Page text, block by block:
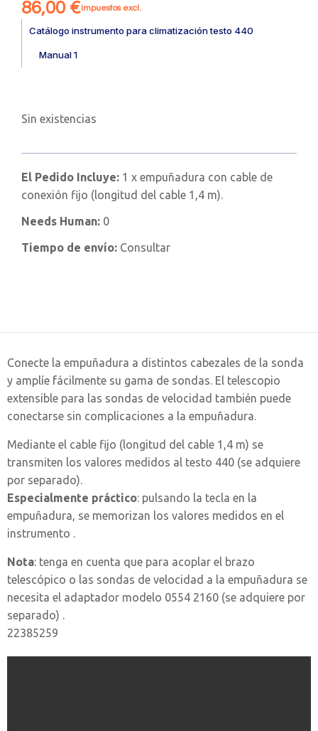
86,00 €impuestos excl.
Catálogo instrumento para climatización testo 440
Manual 1
Sin existencias
El Pedido Incluye: 1 x empuñadura con cable de
conexión fijo (longitud del cable 1,4 m).
Needs Human: 0
Tiempo de envío: Consultar
Conecte la empuñadura a distintos cabezales de la sonda
y amplíe fácilmente su gama de sondas. El telescopio
extensible para las sondas de velocidad también puede
conectarse sin complicaciones a la empuñadura.
Mediante el cable fijo (longitud del cable 1,4 m) se
transmiten los valores medidos al testo 440 (se adquiere
por separado).
Especialmente práctico: pulsando la tecla en la
empuñadura, se memorizan los valores medidos en el
instrumento .
Nota: tenga en cuenta que para acoplar el brazo
telescópico o las sondas de velocidad a la empuñadura se
necesita el adaptador modelo 0554 2160 (se adquiere por
separado) .
22385259